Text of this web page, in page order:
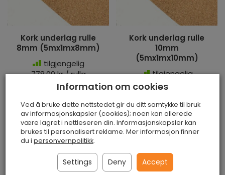
Kork underlag rulle
8mm (5mx1mx8mm)
tilgjengelig
778,00 kr / rulla
Legg i
handlevognen
Kork underlag rulle
10mm
(5mx1mx10mm)
tilgjengelig
938,00 kr / rulla
Legg i
handlevognen
Information om cookies
Ved å bruke dette nettstedet gir du ditt samtykke til bruk
av informasjonskapsler (cookies); noen kan allerede
være lagret i nettleseren din. Informasjonskapsler kan
brukes til personalisert reklame. Mer informasjon finner
du i personvernpolitikk.
Settings Deny Accept